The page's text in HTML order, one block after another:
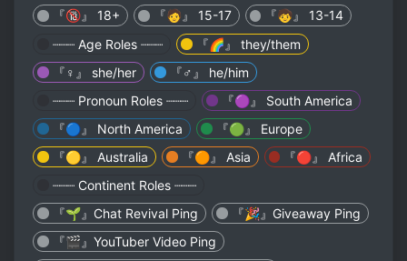
『🔞』 18+
『🧑』 15-17
『🧒』 13-14
┈┈┈ Age Roles ┈┈┈
『🌈』 they/them
『♀️』 she/her
『♂️』 he/him
┈┈┈ Pronoun Roles ┈┈┈
『🟣』 South America
『🔵』 North America
『🟢』 Europe
『🟡』 Australia
『🟠』 Asia
『🔴』 Africa
┈┈┈ Continent Roles ┈┈┈
『🌱』Chat Revival Ping
『🎉』Giveaway Ping
『🎬』YouTuber Video Ping